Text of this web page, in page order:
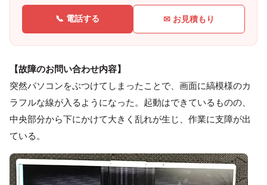
📞 電話する ✉ お見積もり
【故障のお問い合わせ内容】
突然パソコンをぶつけてしまったことで、画面に縞模様のカ
ラフルな線が入るようになった。起動はできているものの、
中央部分から下にかけて大きく乱れが生じ、作業に支障が出
ている。